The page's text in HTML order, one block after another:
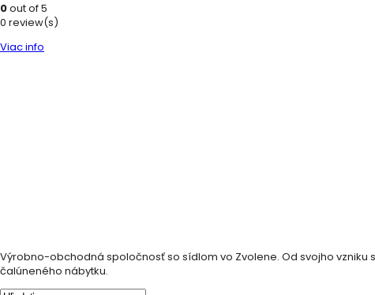
0out of 5
0 review(s)
Viac info
Výrobno-obchodná spoločnosť so sídlom vo Zvolene. Od svojho
čalúneného nábytku.